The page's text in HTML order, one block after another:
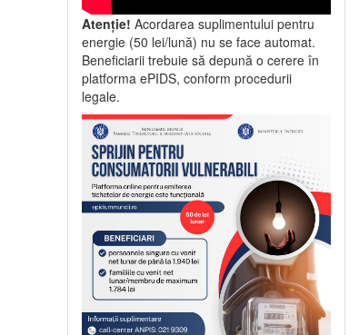
Atenție! Acordarea suplimentului pentru
energie (50 lei/lună) nu se face automat.
Beneficiarii trebuie să depună o cerere în
platforma ePIDS, conform procedurii
legale.